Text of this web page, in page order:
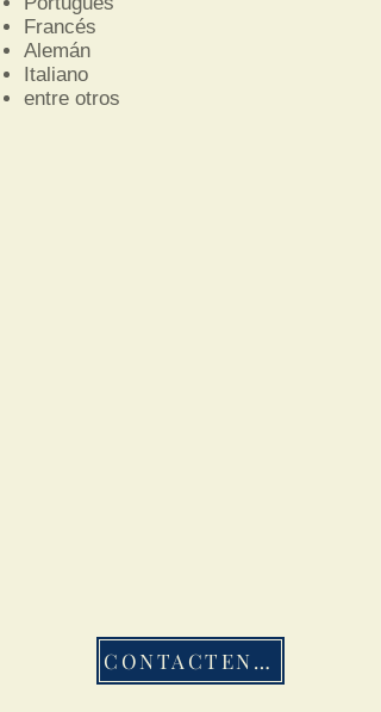
Francés
Alemán
Italiano
entre otros
CONTACTENOS